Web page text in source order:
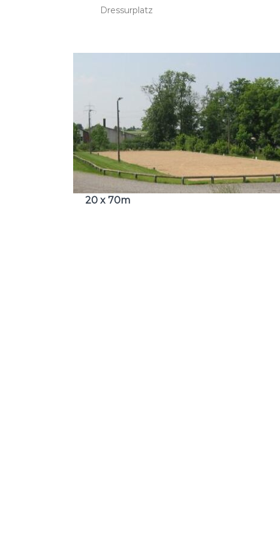
Dressurplatz
20 x 70m